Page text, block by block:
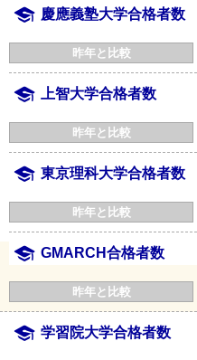
慶應義塾大学合格者数
昨年と比較
上智大学合格者数
昨年と比較
東京理科大学合格者数
昨年と比較
GMARCH合格者数
昨年と比較
学習院大学合格者数